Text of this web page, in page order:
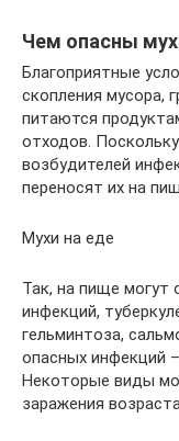
Чем опасны
Благоприятные
скопления мусора,
питаются
отходов.
возбудителей
переносят их на
Мухи на еде
Так, на пище могут
инфекций,
гельминтоза,
опасных инфекций
Некоторые виды
заражения